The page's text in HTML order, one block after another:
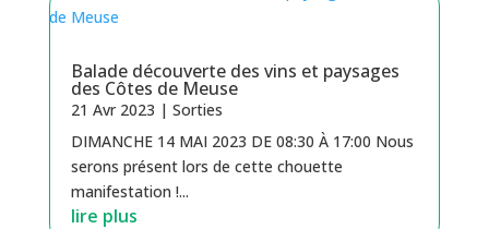
Balade découverte des vins et paysages
des Côtes de Meuse
21 Avr 2023 | Sorties
DIMANCHE 14 MAI 2023 DE 08:30 À 17:00 Nous
serons présent lors de cette chouette
manifestation !...
lire plus